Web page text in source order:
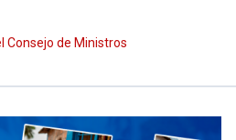
Consejo de Ministros